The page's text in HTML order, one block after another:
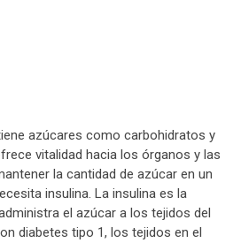
azúcares como carbohidratos y
vitalidad hacia los órganos y las
la cantidad de azúcar en un
insulina. La insulina es la
el azúcar a los tejidos del
diabetes tipo 1, los tejidos en el